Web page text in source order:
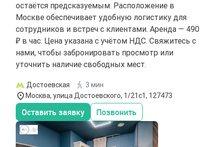
остаётся предсказуемым. Расположение в
Москве обеспечивает удобную логистику для
сотрудников и встреч с клиентами. Аренда — 490
₽ в час. Цена указана с учётом НДС. Свяжитесь с
нами, чтобы забронировать просмотр или
уточнить наличие свободных мест.
Достоевская
3 мин
Москва, улица Достоевского, 1/21с1, 127473
Оставить заявку Позвонить